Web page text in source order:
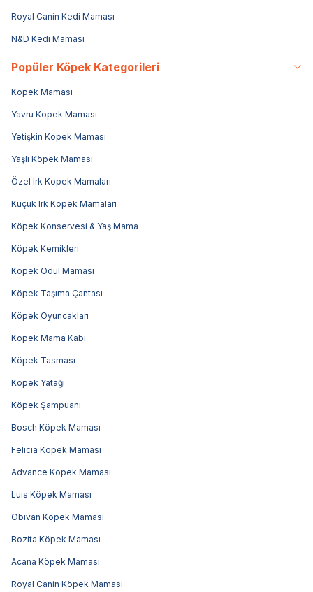
Royal Canin Kedi Maması
N&D Kedi Maması
Popüler Köpek Kategorileri
Köpek Maması
Yavru Köpek Maması
Yetişkin Köpek Maması
Yaşlı Köpek Maması
Özel Irk Köpek Mamaları
Küçük Irk Köpek Mamaları
Köpek Konservesi & Yaş Mama
Köpek Kemikleri
Köpek Ödül Maması
Köpek Taşıma Çantası
Köpek Oyuncakları
Köpek Mama Kabı
Köpek Tasması
Köpek Yatağı
Köpek Şampuanı
Bosch Köpek Maması
Felicia Köpek Maması
Advance Köpek Maması
Luis Köpek Maması
Obivan Köpek Maması
Bozita Köpek Maması
Acana Köpek Maması
Royal Canin Köpek Maması